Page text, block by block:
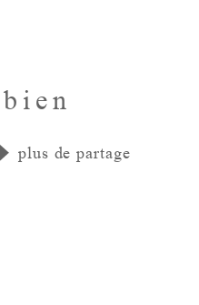
plus de partage